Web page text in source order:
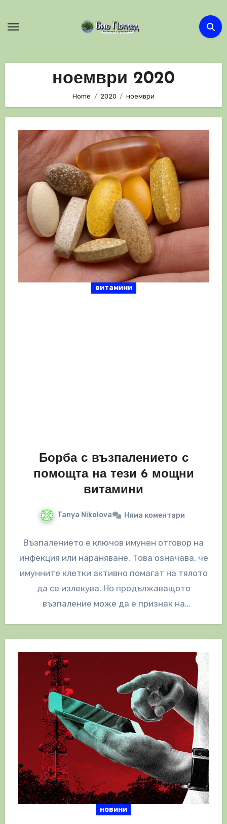
ноември 2020
Home 2020 ноември
витамини
Борба с възпалението с
помощта на тези 6 мощни
витамини
Tanya Nikolova Няма коментари
Възпалението е ключов имунен отговор на
инфекция или нараняване. Това означава, че
имунните клетки активно помагат на тялото
да се излекува. Но продължаващото
възпаление може да е признак на
новини